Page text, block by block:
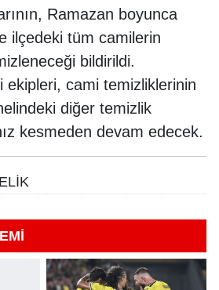
Ramazan boyunca
ilçedeki tüm camilerin
bildirildi.
ekipleri, cami temizliklerinin
diğer temizlik
kesmeden devam edecek.